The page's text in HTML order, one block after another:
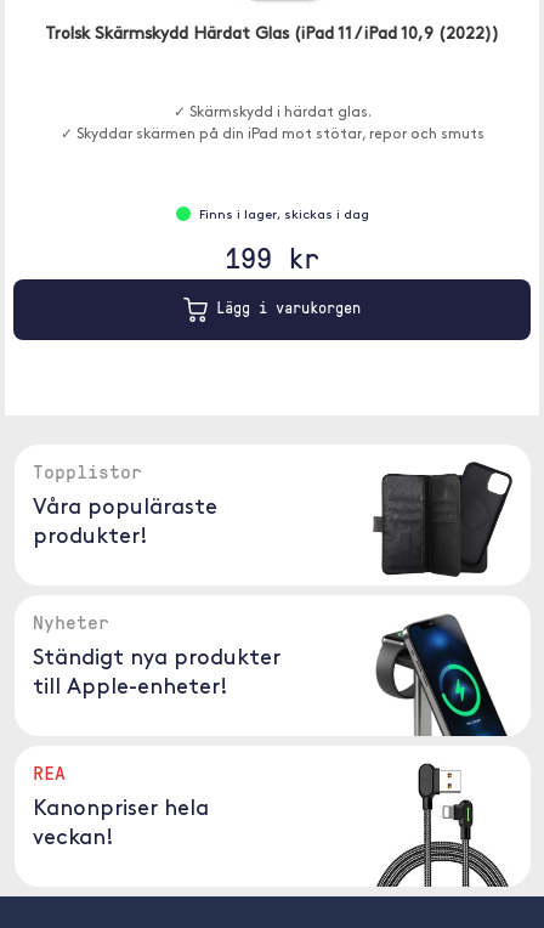
Trolsk Skärmskydd Härdat Glas (iPad 11 / iPad 10,9 (2022))
✓ Skärmskydd i härdat glas.
✓ Skyddar skärmen på din iPad mot stötar, repor och smuts
Finns i lager, skickas i dag
199 kr
Lägg i varukorgen
Topplistor
Våra populäraste
produkter!
Nyheter
Ständigt nya produkter
till Apple-enheter!
REA
Kanonpriser hela
veckan!